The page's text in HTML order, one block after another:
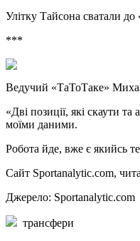
Улітку Тайсона сватали
***
Ведучий «ТаТоТаке»
«Дві позиції, які скаути
моїми даними.
Робота йде, вже є якийсь
Сайт Sportanalytic.com,
Джерело:
трансфери